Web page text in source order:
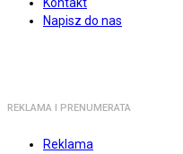
Napisz do nas
REKLAMA I PRENUMERATA
Reklama